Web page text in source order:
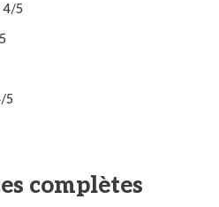
4/5
5
complètes